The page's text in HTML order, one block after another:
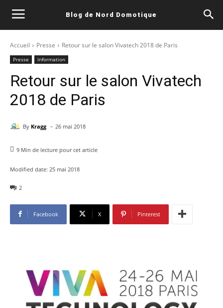
Blog de Nord Domotique
Accueil Presse Retour sur le salon Vivatech 2018 de Paris
Presse Information
Retour sur le salon Vivatech
2018 de Paris
By Kragg - 26 mai 2018
9 Min de lecture pour cet article
Modified date: 25 mai 2018
2
Facebook X Pinterest